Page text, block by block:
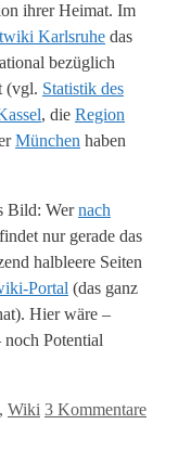
ihrer Heimat. Im
Karlsruhe das
bezüglich
(vgl. Statistik des
, die Region
München haben
Bild: Wernach
nur gerade das
halbleere Seiten
Portal (das ganz
Hier wäre –
noch Potential
, Wiki 3 Kommentare